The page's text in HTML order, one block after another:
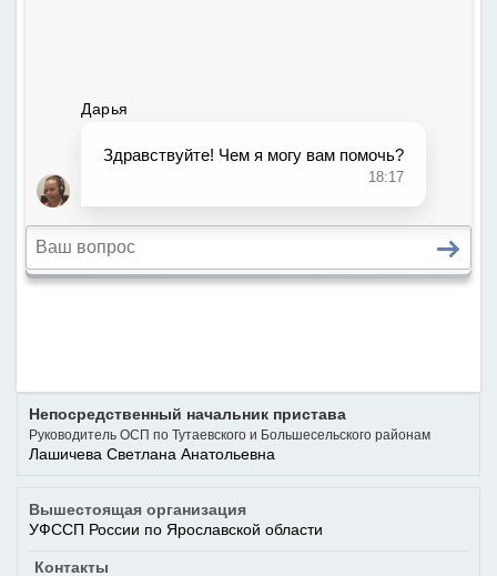
Непосредственный начальник пристава
Руководитель ОСП по Тутаевского и Большесельского районам
Лашичева Светлана Анатольевна
Вышестоящая организация
УФССП России по Ярославской области
Контакты